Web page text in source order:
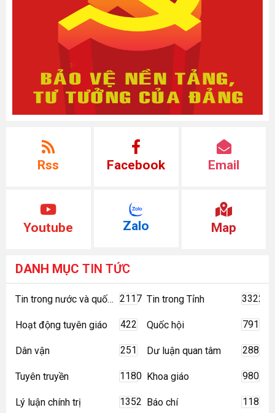
Rss Facebook Email
Youtube Zalo Map
DANH MỤC TIN TỨC
Tin trong nước và quốc tế 2117 Tin trong Tỉnh 3322
Hoạt động tuyên giáo 422 Quốc hội 791
Dân vận 251 Dư luận quan tâm 288
Tuyên truyền 1180 Khoa giáo 980
Lý luận chính trị 1352 Báo chí 118